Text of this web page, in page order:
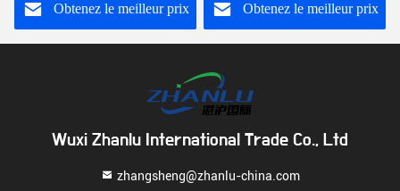
Obtenez le meilleur prix
BS11SMnPb30
Obtenez le meilleur prix
Wuxi Zhanlu International Trade Co., Ltd
zhangsheng@zhanlu-china.com